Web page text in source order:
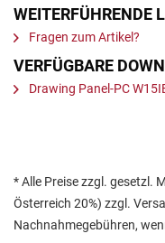
WEITERFÜHRENDE
Fragen zum Artikel?
VERFÜGBARE
Drawing Panel-PC
* Alle Preise zzgl. gesetzl.
Österreich 20%) zzgl.
Nachnahmegebühren,